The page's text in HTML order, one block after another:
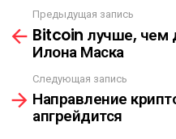
Ы
Л
К
А
м
е
Предыдущая запись
Bitcoin лучше, чем
Илона Маска
Следующая запись
Направление
апгрейдится